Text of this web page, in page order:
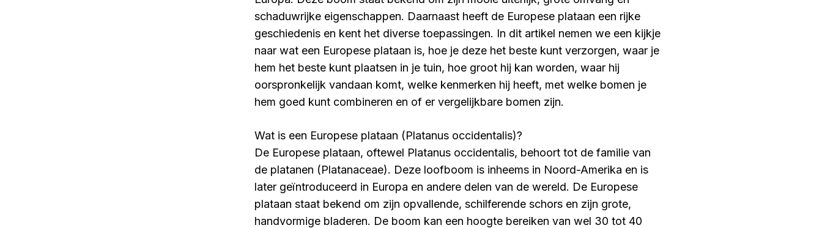
schaduwrijke eigenschappen. Daarnaast heeft de Europese plataan een rijke
geschiedenis en kent het diverse toepassingen. In dit artikel nemen we een kijkje
naar wat een Europese plataan is, hoe je deze het beste kunt verzorgen, waar je
hem het beste kunt plaatsen in je tuin, hoe groot hij kan worden, waar hij
oorspronkelijk vandaan komt, welke kenmerken hij heeft, met welke bomen je
hem goed kunt combineren en of er vergelijkbare bomen zijn.
Wat is een Europese plataan (Platanus occidentalis)?
De Europese plataan, oftewel Platanus occidentalis, behoort tot de familie van
de platanen (Platanaceae). Deze loofboom is inheems in Noord-Amerika en is
later geïntroduceerd in Europa en andere delen van de wereld. De Europese
plataan staat bekend om zijn opvallende, schilferende schors en zijn grote,
handvormige bladeren. De boom kan een hoogte bereiken van wel 30 tot 40